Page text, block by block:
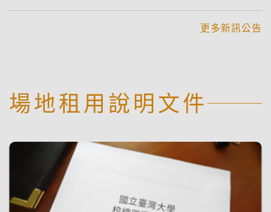
更多新訊公告
場地租用說明文件